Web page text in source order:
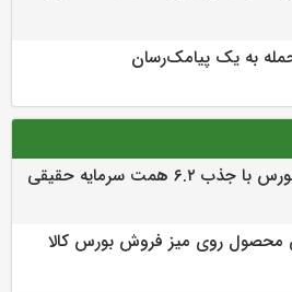
به یک پیامک‌رسان
۶.۲ همت سرمایه حقیقی
تن محصول روی میز فروش بورس کالا